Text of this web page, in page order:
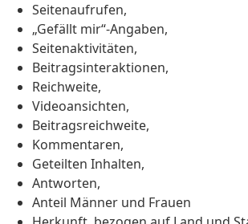
Seitenaufrufen,
„Gefällt mir“-Angaben,
Seitenaktivitäten,
Beitragsinteraktionen,
Reichweite,
Videoansichten,
Beitragsreichweite,
Kommentaren,
Geteilten Inhalten,
Antworten,
Anteil Männer und Frauen